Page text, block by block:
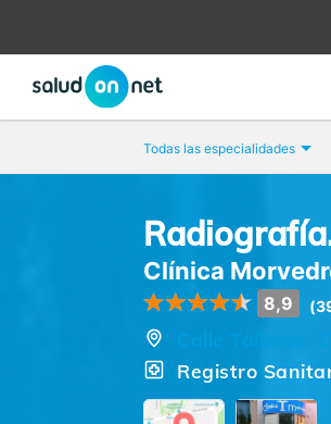
Todas las especialidades
Clínica
8,9
Registro